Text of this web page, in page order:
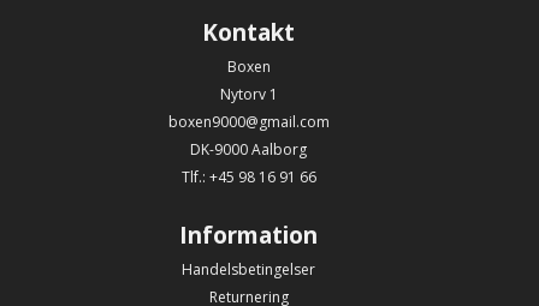
Kontakt
Boxen
Nytorv 1
boxen9000@gmail.com
DK-9000 Aalborg
Tlf.: +45 98 16 91 66
Information
Handelsbetingelser
Returnering